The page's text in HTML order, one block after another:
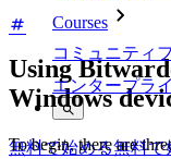
Courses
コミュニティ
エンタープラ
無料で始める無料で
Using
Windows
To begin, there are